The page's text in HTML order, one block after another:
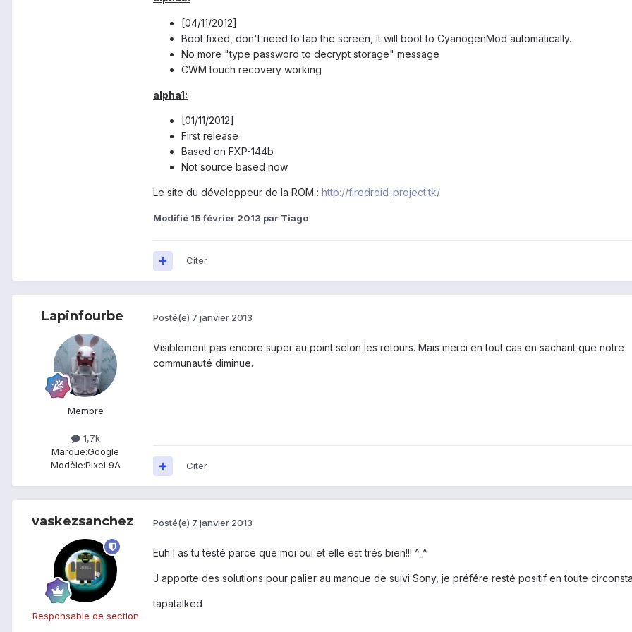
[04/11/2012]
Boot fixed, don't need to tap the screen, it will boot to CyanogenMod automatically.
No more "type password to decrypt storage" message
CWM touch recovery working
alpha1:
[01/11/2012]
First release
Based on FXP-144b
Not source based now
Le site du développeur de la ROM : http://firedroid-project.tk/
Modifié 15 février 2013 par Tiago
Citer
Lapinfourbe
Membre
1,7k
Marque:Google
Modèle:Pixel 9A
Posté(e) 7 janvier 2013
Visiblement pas encore super au point selon les retours. Mais merci en tout cas en sachant que notre
communauté diminue.
Citer
vaskezsanchez
Responsable de section
Posté(e) 7 janvier 2013
Euh l as tu testé parce que moi oui et elle est trés bien!!! ^_^
J apporte des solutions pour palier au manque de suivi Sony, je préfére resté positif en toute
tapatalked